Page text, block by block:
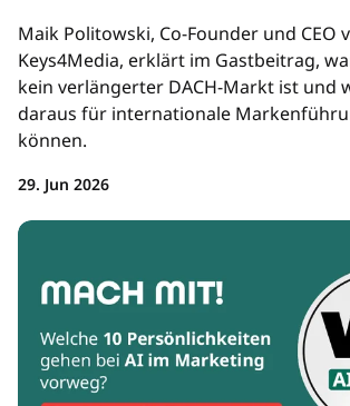
Maik Politowski, Co-Founder und CEO
Keys4Media, erklärt im Gastbeitrag,
kein verlängerter DACH-Markt ist und
daraus für internationale
können.
29. Jun 2026